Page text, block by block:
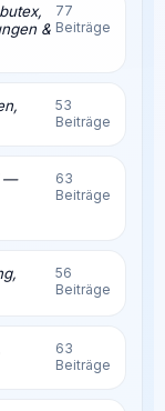
&
77
Beiträge
53
Beiträge
—
63
Beiträge
56
Beiträge
63
Beiträge